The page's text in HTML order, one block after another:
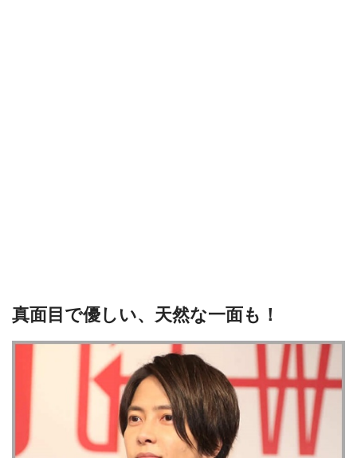
真面目で優しい、天然な一面も！